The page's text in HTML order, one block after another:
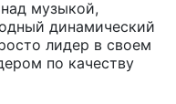
музыкой,
динамический
лидер в своем
по качеству